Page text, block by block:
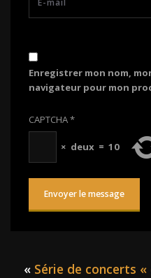
Enregistrer mon nom,
navigateur pour mon
CAPTCHA*
× deux = 10
« Série de concerts